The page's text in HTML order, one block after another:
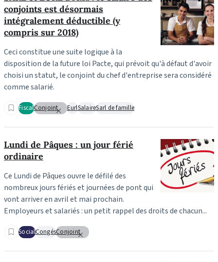
conjoints est désormais
intégralement déductible (y
compris sur 2018)
Ceci constitue une suite logique à la
disposition de la future loi Pacte, qui prévoit qu'à défaut d'avoir
choisi un statut, le conjoint du chef d'entreprise sera considéré
comme salarié.
FiscalConjoint EurlSalaireSarl de famille
Lundi de Pâques : un jour férié
ordinaire
Ce Lundi de Pâques ouvre le défilé des
nombreux jours fériés et journées de pont qui
vont arriver en avril et mai prochain.
Employeurs et salariés : un petit rappel des droits de chacun...
SocialCongésConjoint